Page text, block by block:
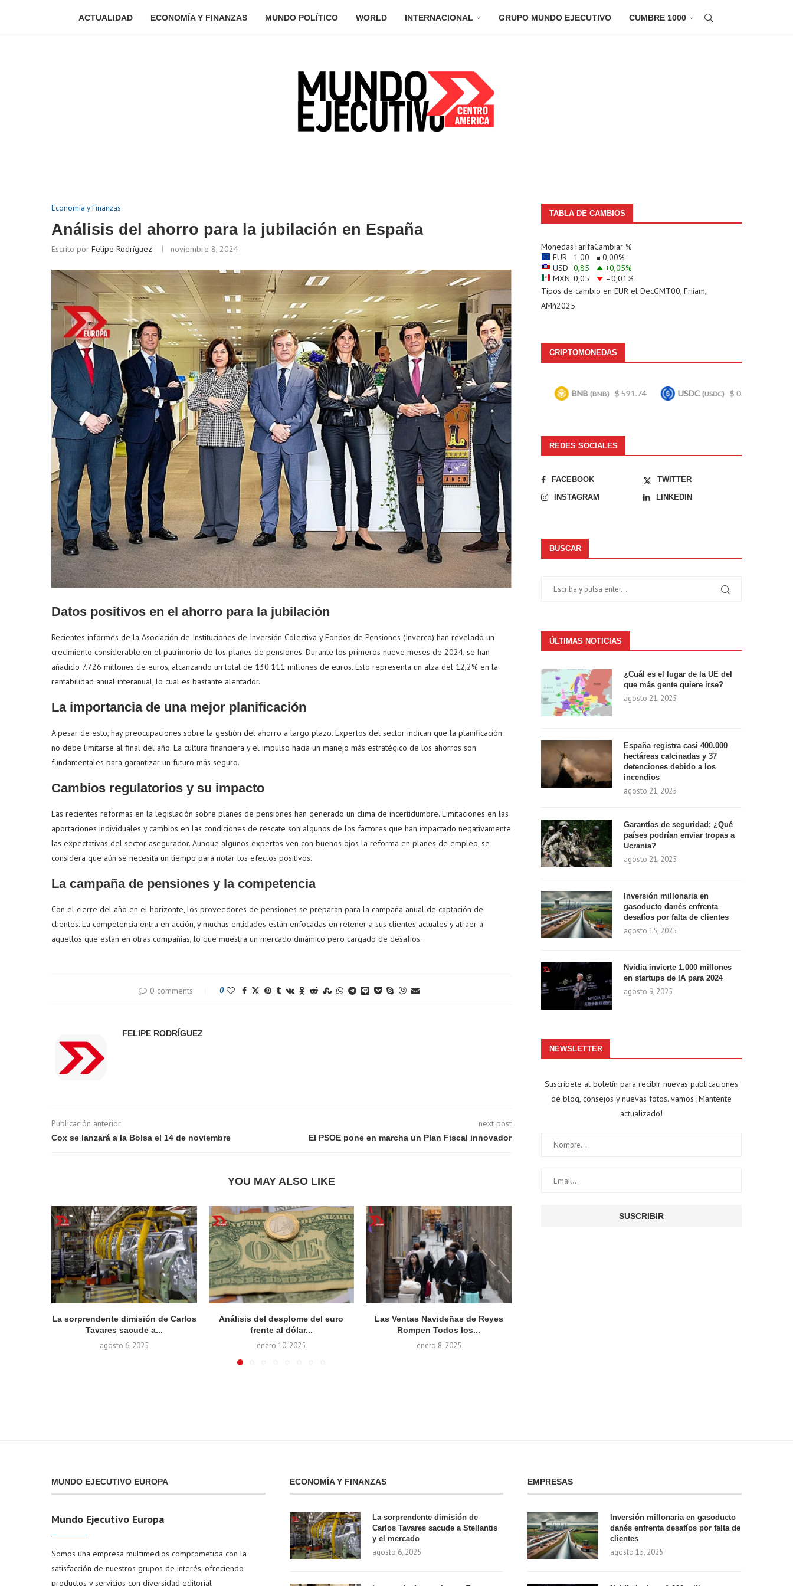
ACTUALIDAD ECONOMÍA Y FINANZAS MUNDO POLÍTICO WORLD INTERNACIONAL GRUPO MUNDO EJECUTIVO CUMBRE 1000
Economía y Finanzas
Análisis del ahorro para la jubilación en España
Escrito por Felipe Rodríguez noviembre 8, 2024
Datos positivos en el ahorro para la jubilación
Recientes informes de la Asociación de Instituciones de Inversión Colectiva y Fondos de Pensiones (Inverco) han revelado un
crecimiento considerable en el patrimonio de los planes de pensiones. Durante los primeros nueve meses de 2024, se han
añadido 7.726 millones de euros, alcanzando un total de 130.111 millones de euros. Esto representa un alza del 12,2% en la
rentabilidad anual interanual, lo cual es bastante alentador.
La importancia de una mejor planificación
A pesar de esto, hay preocupaciones sobre la gestión del ahorro a largo plazo. Expertos del sector indican que la planificación
no debe limitarse al final del año. La cultura financiera y el impulso hacia un manejo más estratégico de los ahorros son
fundamentales para garantizar un futuro más seguro.
Cambios regulatorios y su impacto
Las recientes reformas en la legislación sobre planes de pensiones han generado un clima de incertidumbre. Limitaciones en las
aportaciones individuales y cambios en las condiciones de rescate son algunos de los factores que han impactado negativamente
las expectativas del sector asegurador. Aunque algunos expertos ven con buenos ojos la reforma en planes de empleo, se
considera que aún se necesita un tiempo para notar los efectos positivos.
La campaña de pensiones y la competencia
Con el cierre del año en el horizonte, los proveedores de pensiones se preparan para la campaña anual de captación de
clientes. La competencia entra en acción, y muchas entidades están enfocadas en retener a sus clientes actuales y atraer a
aquellos que están en otras compañías, lo que muestra un mercado dinámico pero cargado de desafíos.
0 comments 0
FELIPE RODRÍGUEZ
Publicación anterior
Cox se lanzará a la Bolsa el 14 de noviembre
next post
El PSOE pone en marcha un Plan Fiscal innovador
YOU MAY ALSO LIKE
La sorprendente dimisión de Carlos
Tavares sacude a...
agosto 6, 2025
Análisis del desplome del euro
frente al dólar...
enero 10, 2025
Las Ventas Navideñas de Reyes
Rompen Todos los...
enero 8, 2025
TABLA DE CAMBIOS
MonedasTarifaCambiar %
EUR
1,00 0,00%
USD 0,85 +0,05%
MXN 0,05 –0,01%
Tipos de cambio en EUR el DecGMT00, Friíam,
AMñ2025
CRIPTOMONEDAS
Bitcoin $ 64,970.00 Ethereum (ETH) $ 1,916.13 Tether(USDT) $ 0.999353 (BNB) $ 591.74 USDC (USDC) $ 0.999661
REDES SOCIALES
FACEBOOK
TWITTER
INSTAGRAM
LINKEDIN
BUSCAR
ÚLTIMAS NOTICIAS
¿Cuál es el lugar de la UE del
que más gente quiere irse?
agosto 21, 2025
España registra casi 400.000
hectáreas calcinadas y 37
detenciones debido a los
incendios
agosto 21, 2025
Garantías de seguridad: ¿Qué
países podrían enviar tropas a
Ucrania?
agosto 21, 2025
Inversión millonaria en
gasoducto danés enfrenta
desafíos por falta de clientes
agosto 15, 2025
Nvidia invierte 1.000 millones
en startups de IA para 2024
agosto 9, 2025
NEWSLETTER
Suscríbete al boletín para recibir nuevas publicaciones
de blog, consejos y nuevas fotos. vamos ¡Mantente
actualizado!
MUNDO EJECUTIVO EUROPA
Mundo Ejecutivo Europa
Somos una empresa multimedios comprometida con la
satisfacción de nuestros grupos de interés, ofreciendo
productos y servicios con diversidad editorial
ECONOMÍA Y FINANZAS
La sorprendente dimisión de
Carlos Tavares sacude a Stellantis
y el mercado
agosto 6, 2025
EMPRESAS
Inversión millonaria en gasoducto
danés enfrenta desafíos por falta de
clientes
agosto 15, 2025